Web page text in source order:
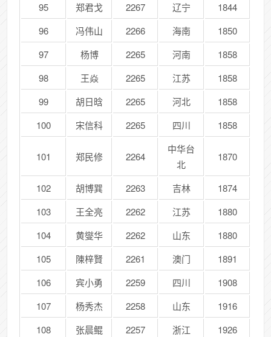
95
郑君戈 2267 辽宁
1844
96
冯伟山 2266 海南
1850
97
杨博 2265 河南
1858
98
王焱 2265 江苏
1858
99
胡日晗 2265 河北
1858
100
宋信科 2265 四川 1858
101 郑民修 2264
中华台
北
1870
102 胡博巽 2263 吉林
1874
103
王全亮 2262 江苏
1880
104
黄燮华 2262 山东
1880
105
陳梓賢 2261 澳门
1891
106
宾小勇 2259 四川
1908
107
杨秀杰 2258 山东
1916
108
张晨鲲 2257 浙江
1926